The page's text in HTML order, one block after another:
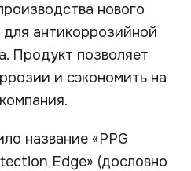
нового
антикоррозийной
Продукт позволяет
и сэкономить на
название «PPG
Edge» (дословно